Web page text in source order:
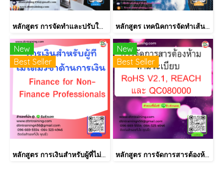
หลักสูตร การจัดทำและปรับใช้ SKILLS MATRIX อย่างได้ผล Skill Matrix Setting & Implementation หลักสูตร เทคนิคการจัดทำเส้นทางการฝึกอบรม และการพัฒนาบุคลากร เป็นรายบุคคลอย่างเป็นระบบ Effective Training and Development Road Map & IDP Implementation
New
Best Seller
หลักสูตร การเงินสำหรับผู้ที่ไม่ได้มีวิชาชีพด้านการเงิน (Finance for Non-Finance Professionals)
New
Best Seller
หลักสูตร การจัดการสารต้องห้ามตามระเบียบ RoHS V2.1, REACH และ QC080000